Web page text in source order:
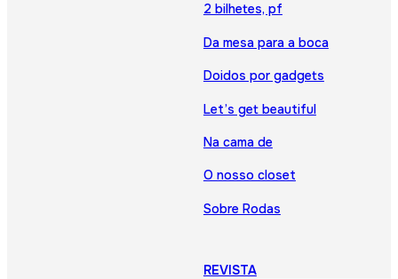
2 bilhetes, pf
Da mesa para a boca
Doidos por gadgets
Let’s get beautiful
Na cama de
O nosso closet
Sobre Rodas
REVISTA